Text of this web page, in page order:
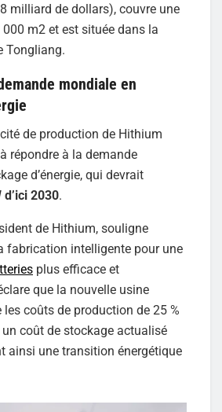
milliard de dollars), couvre une
m2 et est située dans la
Tongliang.
mondiale en
de production de Hithium
répondre à la demande
d’énergie, qui devrait
d’ici 2030.
de Hithium, souligne
fabrication intelligente pour une
plus efficace et
que la nouvelle usine
les coûts de production de 25 %
coût de stockage actualisé
ainsi une transition énergétique